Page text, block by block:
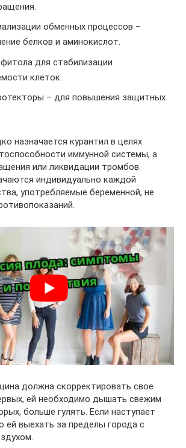
обменных процессов –
белков и аминокислот.
для стабилизации
клеток.
– для повышения защитных
назначается курантил в целях
иммунной системы, а
или ликвидации тромбов.
индивидуально каждой
употребляемые беременной, не
должна скорректировать свое
ей необходимо дышать свежим
больше гулять. Если наступает
ей выехать за пределы города с